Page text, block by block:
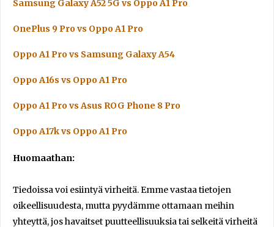
Samsung Galaxy A52 5G vs Oppo A1 Pro
OnePlus 9 Pro vs Oppo A1 Pro
Oppo A1 Pro vs Samsung Galaxy A54
Oppo A16s vs Oppo A1 Pro
Oppo A1 Pro vs Asus ROG Phone 8 Pro
Oppo A17k vs Oppo A1 Pro
Huomaathan:
Tiedoissa voi esiintyä virheitä. Emme vastaa tietojen
oikeellisuudesta, mutta pyydämme ottamaan meihin
yhteyttä, jos havaitset puutteellisuuksia tai selkeitä virheitä